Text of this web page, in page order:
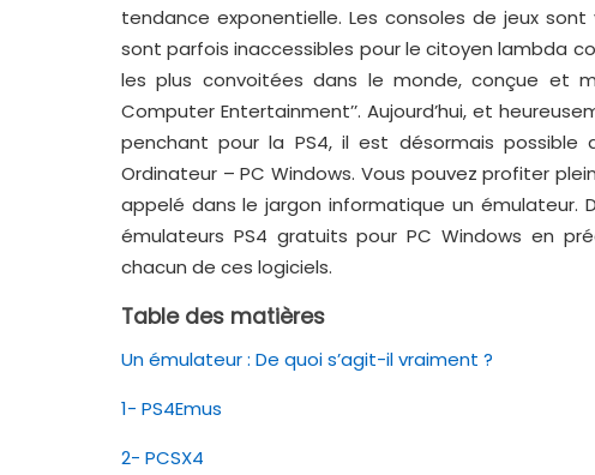
tendance exponentielle. Les consoles de jeux
sont parfois inaccessibles pour le citoyen lambda
les plus convoitées dans le monde, conçue et
Computer Entertainment’’. Aujourd’hui, et
penchant pour la PS4, il est désormais
Ordinateur – PC Windows. Vous pouvez profiter
appelé dans le jargon informatique un
émulateurs PS4 gratuits pour PC Windows en
chacun de ces logiciels.
Table des matières
Un émulateur : De quoi s’agit-il vraiment ?
1- PS4Emus
2- PCSX4